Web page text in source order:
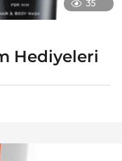
35
Hediyeleri